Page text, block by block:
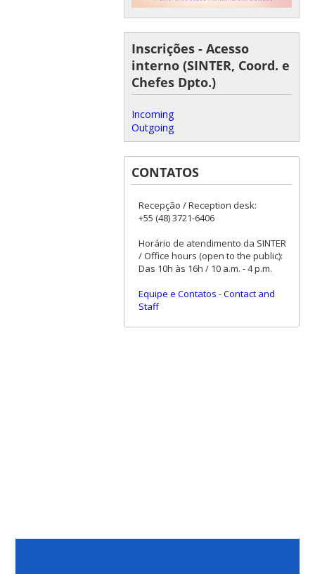
Inscrições - Acesso
interno (SINTER, Coord. e
Chefes Dpto.)
Incoming
Outgoing
CONTATOS
Recepção / Reception desk:
+55 (48) 3721-6406
Horário de atendimento da SINTER
/ Office hours (open to the public):
Das 10h às 16h / 10 a.m. - 4 p.m.
Equipe e Contatos -Contact and
Staff